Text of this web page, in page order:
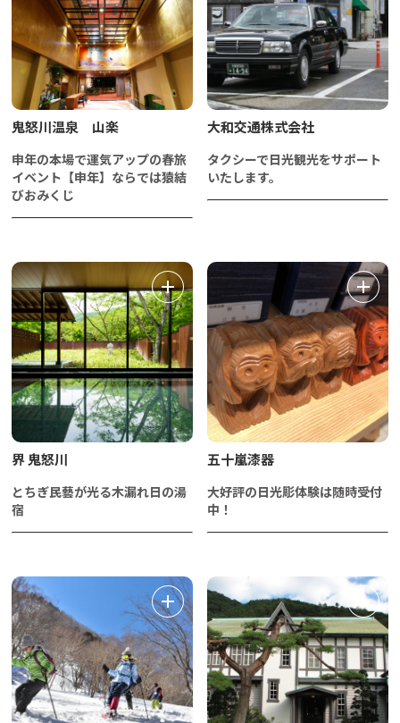
鬼怒川温泉 山楽
申年の本場で運気アップの春旅
イベント【申年】ならでは猿結
びおみくじ
大和交通株式会社
タクシーで日光観光をサポート
いたします。
界 鬼怒川
とちぎ民藝が光る木漏れ日の湯
宿
五十嵐漆器
大好評の日光彫体験は随時受付
中！